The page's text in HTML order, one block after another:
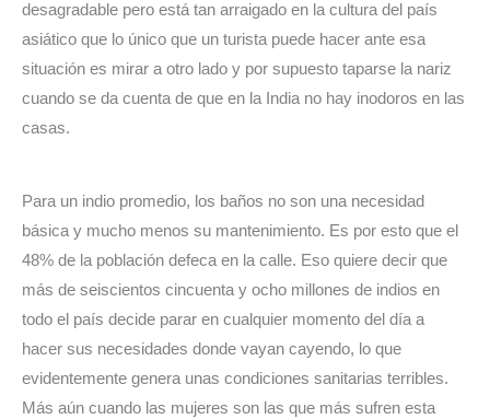
desagradable pero está tan arraigado en la cultura del país
asiático que lo único que un turista puede hacer ante esa
situación es mirar a otro lado y por supuesto taparse la nariz
cuando se da cuenta de que en la India no hay inodoros en las
casas.
Para un indio promedio, los baños no son una necesidad
básica y mucho menos su mantenimiento. Es por esto que el
48% de la población defeca en la calle. Eso quiere decir que
más de seiscientos cincuenta y ocho millones de indios en
todo el país decide parar en cualquier momento del día a
hacer sus necesidades donde vayan cayendo, lo que
evidentemente genera unas condiciones sanitarias terribles.
Más aún cuando las mujeres son las que más sufren esta